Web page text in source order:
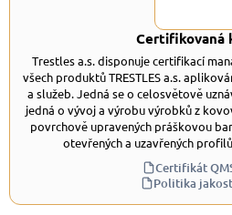
Certifikovaná
Trestles a.s. disponuje certifikací
všech produktů TRESTLES a.s.
a služeb. Jedná se o celosvětově
jedná o vývoj a výrobu výrobků z
povrchově upravených práškovou
otevřených a uzavřených
Certifikát
Politika